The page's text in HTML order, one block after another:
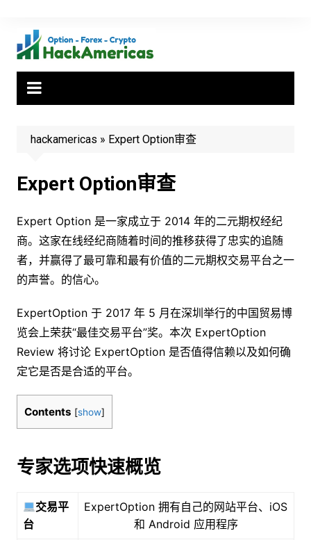
content
hackamericas » Expert Option审查
Expert Option审查
Expert Option 是一家成立于 2014 年的二元期权经纪
商。这家在线经纪商随着时间的推移获得了忠实的追随
者，并赢得了最可靠和最有价值的二元期权交易平台之一
的声誉。的信心。
ExpertOption 于 2017 年 5 月在深圳举行的中国贸易博
览会上荣获“最佳交易平台”奖。本次 ExpertOption
Review 将讨论 ExpertOption 是否值得信赖以及如何确
定它是否是合适的平台。
Contents [show]
专家选项快速概览
交易平
台
ExpertOption 拥有自己的网站平台、iOS
和 Android 应用程序